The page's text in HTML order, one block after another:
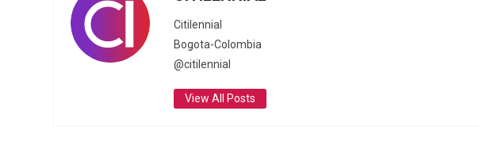
Citilennial
Bogota-Colombia
@citilennial
View All Posts